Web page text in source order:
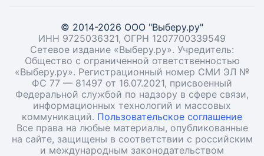
© 2014-2026 ООО "Выберу.ру"
ИНН 9725036321, ОГРН 1207700339549
Сетевое издание «Выберу.ру». Учредитель:
Общество с ограниченной ответственностью
«Выберу.ру». Регистрационный номер СМИ ЭЛ №
ФС 77 — 81497 от 16.07.2021, присвоенный
Федеральной службой по надзору в сфере связи,
информационных технологий и массовых
коммуникаций. Пользовательское соглашение
Все права на любые материалы, опубликованные
на сайте, защищены в соответствии с российским
и международным законодательством